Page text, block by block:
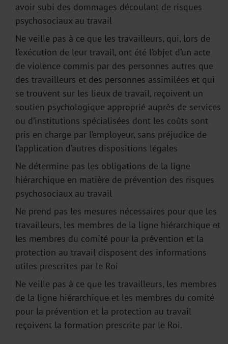
avoir subi des dommages découlant de risques
psychosociaux au travail
Ne veille pas à ce que les travailleurs, qui, lors de
l’exécution de leur travail, ont été l’objet d’un acte
de violence commis par des personnes autres que
des travailleurs et des personnes assimilées et qui
se trouvent sur les lieux de travail, reçoivent un
soutien psychologique approprié auprès de services
ou d’institutions spécialisées dont les coûts sont
pris en charge par l’employeur, sans préjudice de
l’application d’autres dispositions légales
Ne détermine pas les obligations de la ligne
hiérarchique en matière de prévention des risques
psychosociaux au travail
Ne prend pas les mesures nécessaires pour que les
travailleurs, les membres de la ligne hiérarchique et
les membres du comité pour la prévention et la
protection au travail disposent des informations
utiles prescrites par le Roi
Ne veille pas à ce que les travailleurs, les membres
de la ligne hiérarchique et les membres du comité
pour la prévention et la protection au travail
reçoivent la formation prescrite par le Roi.